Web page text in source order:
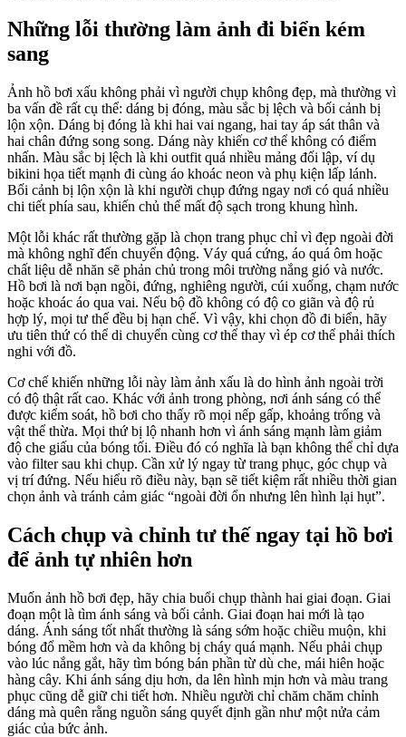
Những lỗi thường làm ảnh đi biển kém
sang
Ảnh hồ bơi xấu không phải vì người chụp không đẹp, mà thường vì
ba vấn đề rất cụ thể: dáng bị đóng, màu sắc bị lệch và bối cảnh bị
lộn xộn. Dáng bị đóng là khi hai vai ngang, hai tay áp sát thân và
hai chân đứng song song. Dáng này khiến cơ thể không có điểm
nhấn. Màu sắc bị lệch là khi outfit quá nhiều mảng đối lập, ví dụ
bikini họa tiết mạnh đi cùng áo khoác neon và phụ kiện lấp lánh.
Bối cảnh bị lộn xộn là khi người chụp đứng ngay nơi có quá nhiều
chi tiết phía sau, khiến chủ thể mất độ sạch trong khung hình.
Một lỗi khác rất thường gặp là chọn trang phục chỉ vì đẹp ngoài đời
mà không nghĩ đến chuyển động. Váy quá cứng, áo quá ôm hoặc
chất liệu dễ nhăn sẽ phản chủ trong môi trường nắng gió và nước.
Hồ bơi là nơi bạn ngồi, đứng, nghiêng người, cúi xuống, chạm nước
hoặc khoác áo qua vai. Nếu bộ đồ không có độ co giãn và độ rủ
hợp lý, mọi tư thế đều bị hạn chế. Vì vậy, khi chọn đồ đi biển, hãy
ưu tiên thứ có thể di chuyển cùng cơ thể thay vì ép cơ thể phải thích
nghi với đồ.
Cơ chế khiến những lỗi này làm ảnh xấu là do hình ảnh ngoài trời
có độ thật rất cao. Khác với ảnh trong phòng, nơi ánh sáng có thể
được kiểm soát, hồ bơi cho thấy rõ mọi nếp gấp, khoảng trống và
vật thể thừa. Mọi thứ bị lộ nhanh hơn vì ánh sáng mạnh làm giảm
độ che giấu của bóng tối. Điều đó có nghĩa là bạn không thể chỉ dựa
vào filter sau khi chụp. Cần xử lý ngay từ trang phục, góc chụp và
vị trí đứng. Nếu hiểu rõ điều này, bạn sẽ tiết kiệm rất nhiều thời gian
chọn ảnh và tránh cảm giác “ngoài đời ổn nhưng lên hình lại hụt”.
Cách chụp và chỉnh tư thế ngay tại hồ bơi
để ảnh tự nhiên hơn
Muốn ảnh hồ bơi đẹp, hãy chia buổi chụp thành hai giai đoạn. Giai
đoạn một là tìm ánh sáng và bối cảnh. Giai đoạn hai mới là tạo
dáng. Ánh sáng tốt nhất thường là sáng sớm hoặc chiều muộn, khi
bóng đổ mềm hơn và da không bị cháy quá mạnh. Nếu phải chụp
vào lúc nắng gắt, hãy tìm bóng bán phần từ dù che, mái hiên hoặc
hàng cây. Khi ánh sáng dịu hơn, da lên hình mịn hơn và màu trang
phục cũng dễ giữ chi tiết hơn. Nhiều người chỉ chăm chăm chỉnh
dáng mà quên rằng nguồn sáng quyết định gần như một nửa cảm
giác của bức ảnh.